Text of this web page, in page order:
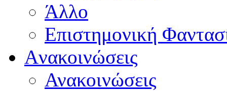
Άλλο
Επιστημονική
Aνακοινώσεις
Ανακοινώσεις